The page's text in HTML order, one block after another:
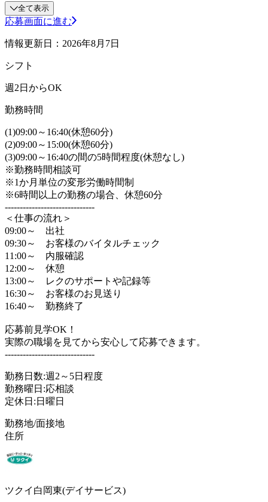
全て表示
応募画面に進む
情報更新日：2026年8月7日
シフト
週2日からOK
勤務時間
(1)09:00～16:40(休憩60分)
(2)09:00～15:00(休憩60分)
(3)09:00～16:40の間の5時間程度(休憩なし)
※勤務時間相談可
※1か月単位の変形労働時間制
※6時間以上の勤務の場合、休憩60分
------------------------------
＜仕事の流れ＞
09:00～ 出社
09:30～ お客様のバイタルチェック
11:00～ 内服確認
12:00～ 休憩
13:00～ レクのサポートや記録等
16:30～ お客様のお見送り
16:40～ 勤務終了
応募前見学OK！
実際の職場を見てから安心して応募できます。
------------------------------
勤務日数:週2～5日程度
勤務曜日:応相談
定休日:日曜日
勤務地/面接地
住所
ツクイ白岡東(デイサービス)